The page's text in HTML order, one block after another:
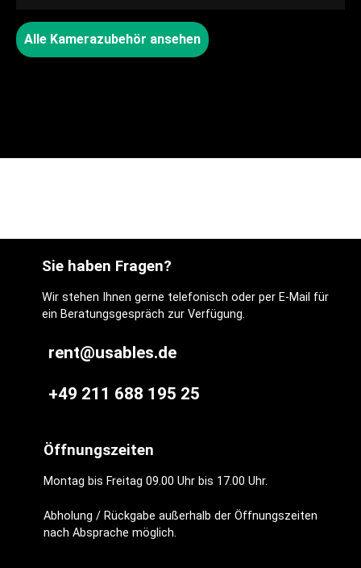
Alle Kamerazubehör ansehen
Sie haben Fragen?
Wir stehen Ihnen gerne telefonisch oder per E-Mail für
ein Beratungsgespräch zur Verfügung.
rent@usables.de
+49 211 688 195 25
Öffnungszeiten
Montag bis Freitag 09.00 Uhr bis 17.00 Uhr.
Abholung / Rückgabe außerhalb der Öffnungszeiten
nach Absprache möglich.